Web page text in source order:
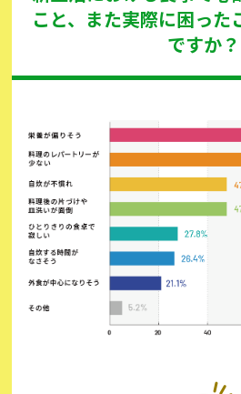
こと、また実際に困った
ですか？